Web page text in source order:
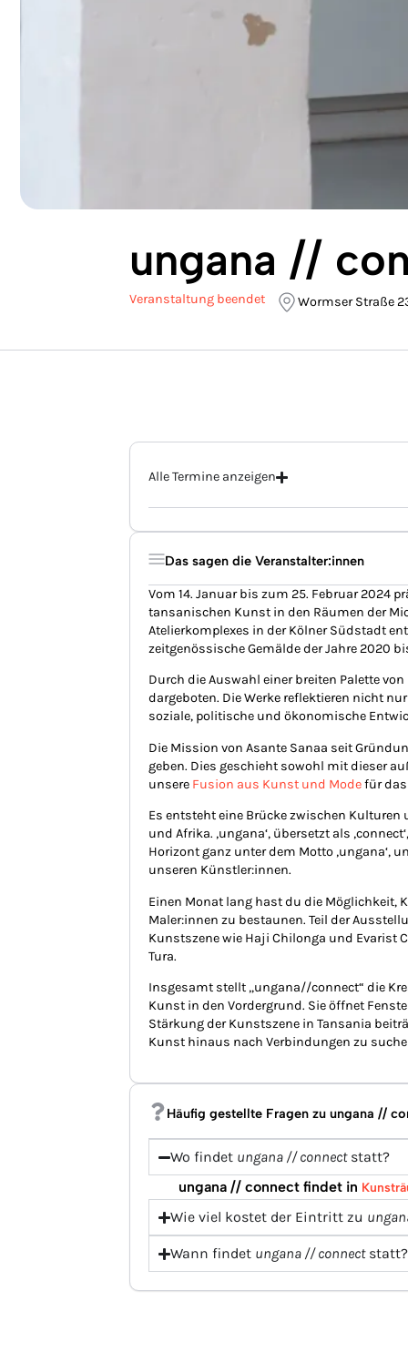
ungana //
Veranstaltung beendet Wormser Straße
Alle Termine anzeigen
Das sagen die Veranstalter:innen
Vom 14. Januar bis zum 25. Februar 2024
tansanischen Kunst in den Räumen der
Atelierkomplexes in der Kölner Südstadt
zeitgenössische Gemälde der Jahre 2020
Durch die Auswahl einer breiten Palette
dargeboten. Die Werke reflektieren nicht
soziale, politische und ökonomische
Die Mission von Asante Sanaa seit
geben. Dies geschieht sowohl mit dieser
unsere Fusion aus Kunst und Modefür
Es entsteht eine Brücke zwischen
und Afrika. ‚ungana‘, übersetzt als
Horizont ganz unter dem Motto ‚ungana‘,
unseren Künstler:innen.
Einen Monat lang hast du die Möglichkeit,
Maler:innen zu bestaunen. Teil der
Kunstszene wie Haji Chilonga und Evarist
Tura.
Insgesamt stellt „ungana//connect“ die
Kunst in den Vordergrund. Sie öffnet
Stärkung der Kunstszene in Tansania
Kunst hinaus nach Verbindungen zu
Häufig gestellte Fragen zu ungana //
Wo findet ungana // connectstatt?
ungana // connect findet in
Wie viel kostet der Eintritt zu
Wann findet ungana // connectstatt?